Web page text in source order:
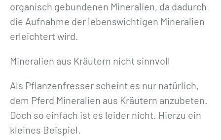
organisch gebundenen Mineralien, da dadurch
die Aufnahme der lebenswichtigen Mineralien
erleichtert wird.
Mineralien aus Kräutern nicht sinnvoll
Als Pflanzenfresser scheint es nur natürlich,
dem Pferd Mineralien aus Kräutern anzubeten.
Doch so einfach ist es leider nicht. Hierzu ein
kleines Beispiel.